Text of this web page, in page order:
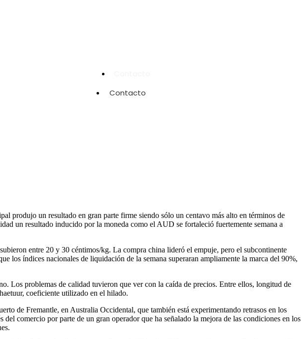
Contacto
produjo un resultado en gran parte firme siendo sólo un centavo más alto en términos de
un resultado inducido por la moneda como el AUD se fortaleció fuertemente semana a
entre 20 y 30 céntimos/kg. La compra china lideró el empuje, pero el subcontinente
los índices nacionales de liquidación de la semana superaran ampliamente la marca del 90%,
Los problemas de calidad tuvieron que ver con la caída de precios. Entre ellos, longitud de
coeficiente utilizado en el hilado.
de Fremantle, en Australia Occidental, que también está experimentando retrasos en los
comercio por parte de un gran operador que ha señalado la mejora de las condiciones en los